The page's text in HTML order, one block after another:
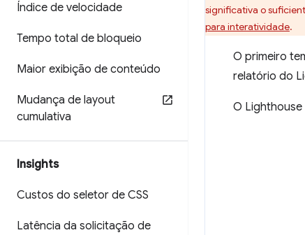
Índice de velocidade
Tempo total de bloqueio
Maior exibição de conteúdo
Mudança de layout
cumulativa
Insights
Custos do seletor de CSS
Latência da solicitação de
significativa o
para interatividade.
O primeiro
relatório do
O